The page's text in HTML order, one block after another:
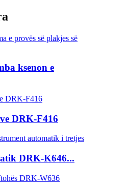
ksenon e
DRK-F416
DRK-K646...